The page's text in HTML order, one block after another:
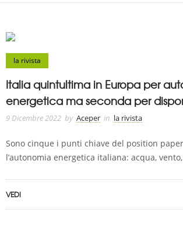
la rivista
Italia quintultima in Europa per
energetica ma seconda per
9 Dicembre 2022 by Aceper in la rivista
Sono cinque i punti chiave del position paper
l’autonomia energetica italiana: acqua,
VEDI